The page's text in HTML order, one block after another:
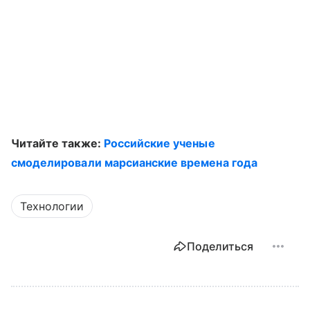
Читайте также: Российские ученые
смоделировали марсианские времена года
Технологии
Поделиться